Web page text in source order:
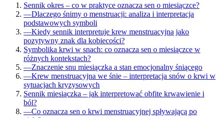
Sennik okres – co w praktyce oznacza sen o miesiączce?
—Dlaczego śnimy o menstruacji: analiza i interpretacja
podstawowych symboli
—Kiedy sennik interpretuje krew menstruacyjną jako
pozytywny znak dla kobiecości?
Symbolika krwi w snach: co oznacza sen o miesiączce w
różnych kontekstach?
—Znaczenie snu miesiączka a stan emocjonalny śniącego
—Krew menstruacyjna we śnie – interpretacja snów o krwi w
sytuacjach kryzysowych
Sennik miesiączka – jak interpretować obfite krwawienie i
ból?
—Co oznacza sen o krwi menstruacyjnej spływającą po